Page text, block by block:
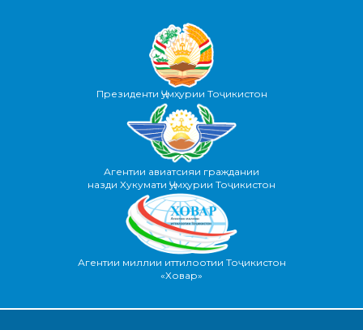
Президенти Ҷумҳурии Тоҷикистон
Агентии авиатсияи граждании
назди Хукумати Ҷумҳурии Тоҷикистон
Агентии миллии иттилоотии Тоҷикистон
«Ховар»